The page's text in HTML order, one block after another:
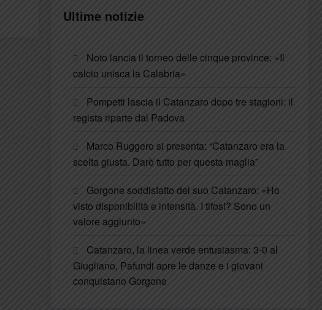
Ultime notizie
Noto lancia il torneo delle cinque province: «Il
calcio unisca la Calabria»
Pompetti lascia il Catanzaro dopo tre stagioni: il
regista riparte dal Padova
Marco Ruggero si presenta: “Catanzaro era la
scelta giusta. Darò tutto per questa maglia”
Gorgone soddisfatto del suo Catanzaro: «Ho
visto disponibilità e intensità. I tifosi? Sono un
valore aggiunto»
Catanzaro, la linea verde entusiasma: 3-0 al
Giugliano, Pafundi apre le danze e i giovani
conquistano Gorgone